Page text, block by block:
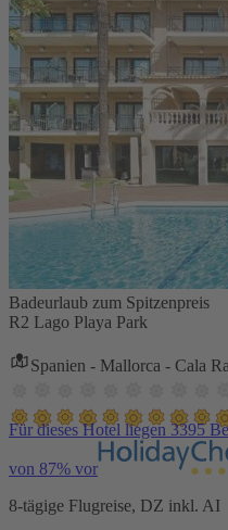
Badeurlaub zum Spitzenpreis
R2 Lago Playa Park
Spanien - Mallorca - Cala
Für dieses Hotel liegen 3395
von 87% vor
8-tägige Flugreise, DZ inkl. AI